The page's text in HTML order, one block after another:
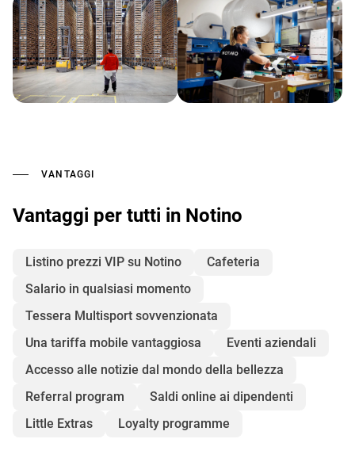
VANTAGGI
Vantaggi per tutti in Notino
Listino prezzi VIP su Notino
Cafeteria
Salario in qualsiasi momento
Tessera Multisport sovvenzionata
Una tariffa mobile vantaggiosa
Eventi aziendali
Accesso alle notizie dal mondo della bellezza
Referral program
Saldi online ai dipendenti
Little Extras
Loyalty programme